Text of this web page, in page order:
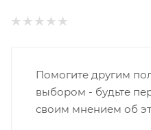
Помогите другим
выбором - будьте
своим мнением об